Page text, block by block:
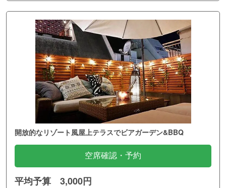
開放的なリゾート風屋上テラスでビアガーデン&BBQ
空席確認・予約
平均予算 3,000円